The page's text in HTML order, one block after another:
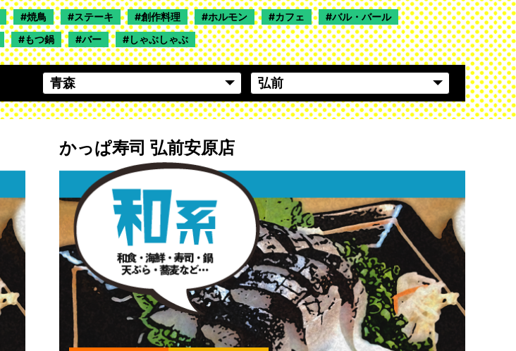
焼鳥 ステーキ 創作料理 ホルモン カフェ
バル・バール
もつ鍋 バー しゃぶしゃぶ
かっぱ寿司 弘前安原店